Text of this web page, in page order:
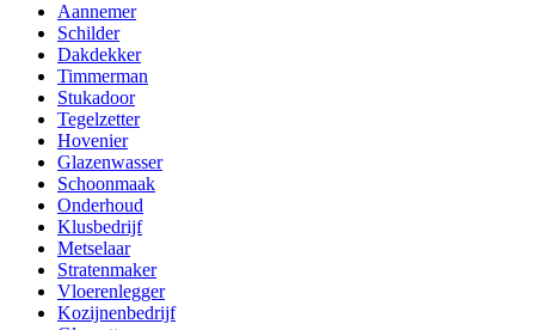
Aannemer
Schilder
Dakdekker
Timmerman
Stukadoor
Tegelzetter
Hovenier
Glazenwasser
Schoonmaak
Onderhoud
Klusbedrijf
Metselaar
Stratenmaker
Vloerenlegger
Kozijnenbedrijf